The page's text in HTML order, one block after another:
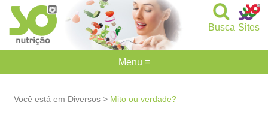
Sites
Busca
Você está em Diversos > Mito ou verdade?